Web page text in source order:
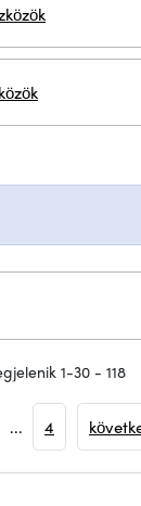
1-30 - 118
... 4